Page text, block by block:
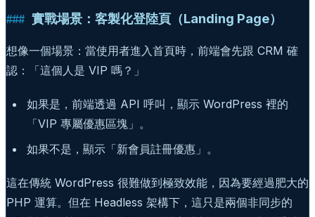
實戰場景：客製化登陸頁（Landing Page）
想像一個場景：當使用者進入首頁時，前端會先跟 CRM 確
認：「這個人是 VIP 嗎？」
如果是，前端透過 API 呼叫，顯示 WordPress 裡的
「VIP 專屬優惠區塊」。
如果不是，顯示「新會員註冊優惠」。
這在傳統 WordPress 很難做到極致效能，因為要經過肥大的
PHP 運算。但在 Headless 架構下，這只是兩個非同步的